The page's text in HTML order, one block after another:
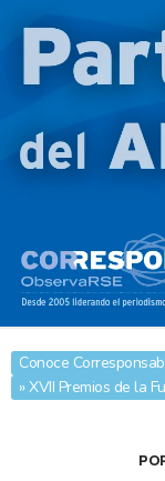
Conoce
» XVII Premios de la